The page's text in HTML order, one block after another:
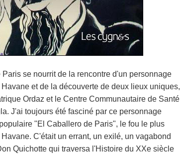
Paris se nourrit de la rencontre d'un personnage
Havane et de la découverte de deux lieux uniques,
Ordaz et le Centre Communautaire de Santé
J'ai toujours été fasciné par ce personnage
"El Caballero de Paris", le fou le plus
C'était un errant, un exilé, un vagabond
Quichotte qui traversa l'Histoire du XXe siècle